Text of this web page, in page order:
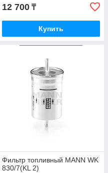
12 700 ₸
Купить
Фильтр топливный MANN WK
830/7(KL 2)